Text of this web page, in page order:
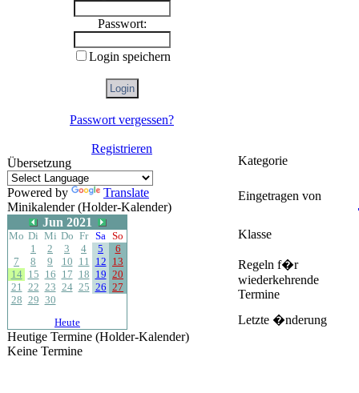
Passwort:
Login speichern
Passwort vergessen?
Registrieren
Übersetzung
Powered by
Translate
Minikalender (Holder-Kalender)
Jun 2021
Mo Di Mi Do Fr Sa So
1
2 3 4 5
6
7
8 9 10 11 12 13
14 15 16 17 18 19 20
21 22 23 24 25 26 27
28 29 30
Heute
Heutige Termine (Holder-Kalender)
Keine Termine
Kategorie
Eingetragen von
Klasse
Regeln f�r
wiederkehrende
Termine
Letzte �nderung